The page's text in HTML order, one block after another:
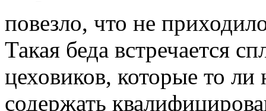
повезло, что не
Такая беда встречается
цеховиков, которые то ли
содержать